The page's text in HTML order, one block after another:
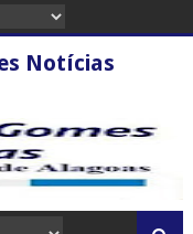
Notícias